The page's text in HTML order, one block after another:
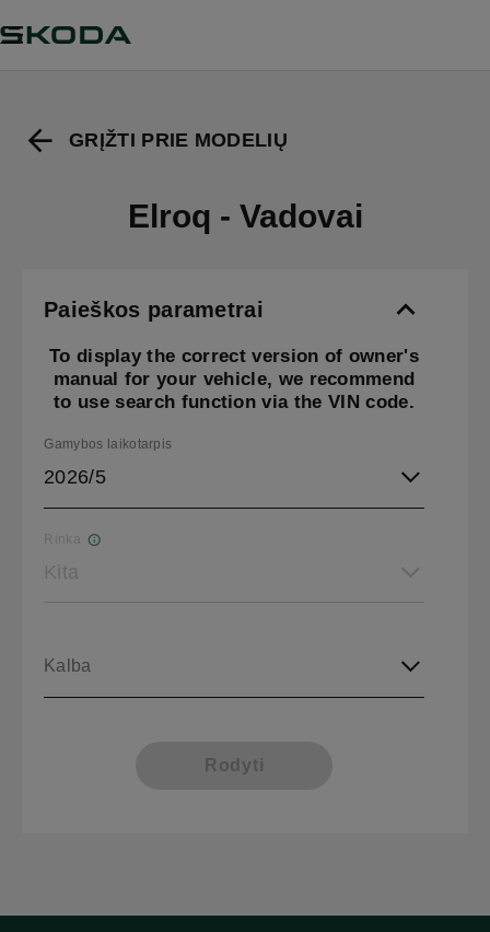
GRĮŽTI PRIE MODELIŲ
Elroq - Vadovai
Paieškos parametrai
To display the correct version of owner's
manual for your vehicle, we recommend
to use search function via the VIN code.
Gamybos laikotarpis
2026/5
Rinka
Kita
Kalba
Rodyti